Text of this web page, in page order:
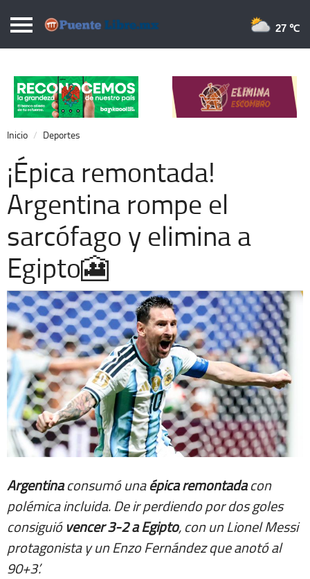
Puentelibre.mx
Local
Nacional
Opinión
Cronos
Economía
Espectáculos
Extra +
27 ℃
Inicio Deportes
¡Épica remontada!
Argentina rompe el
sarcófago y elimina a
Egipto🎦
Argentinaconsumó unaépica remontadacon
polémica incluida. De ir perdiendo por dos goles
consiguió vencer 3-2 a Egipto, con un Lionel Messi
protagonista y un Enzo Fernández que anotó al
90+3’.